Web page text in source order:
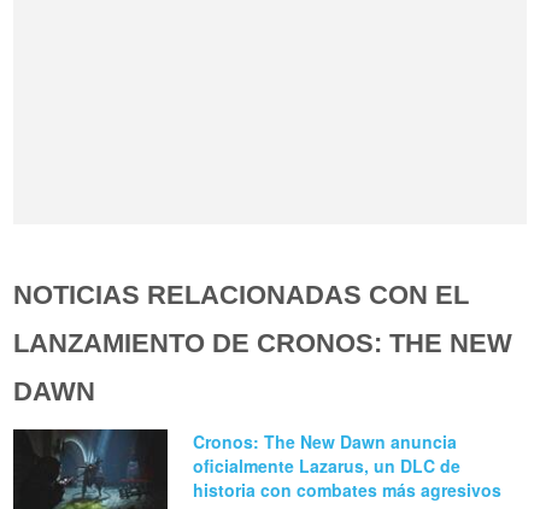
NOTICIAS RELACIONADAS CON EL
LANZAMIENTO DE CRONOS: THE NEW
DAWN
Cronos: The New Dawn anuncia
oficialmente Lazarus, un DLC de
historia con combates más agresivos